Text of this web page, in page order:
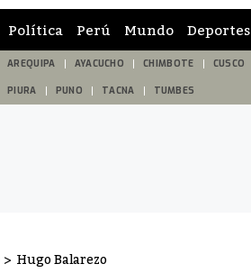
Política Perú Mundo Deportes
AREQUIPA AYACUCHO CHIMBOTE CUSCO
PIURA PUNO TACNA TUMBES
> Hugo Balarezo